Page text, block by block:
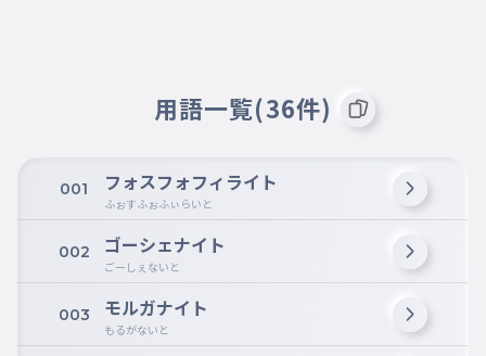
用語一覧(36件)
001 フォスフォフィライト
ふぉすふぉふぃらいと
002 ゴーシェナイト
ごーしぇないと
003 モルガナイト
もるがないと